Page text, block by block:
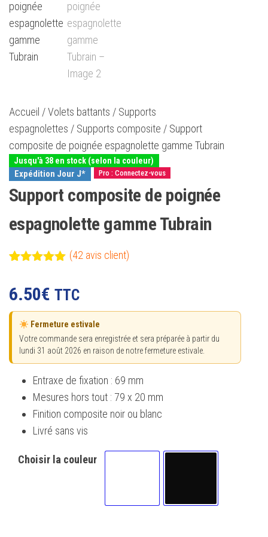
Accueil /Volets battants / Supports
espagnolettes / Supports composite / Support
composite de poignée espagnolette gamme Tubrain
Jusqu'à 38 en stock (selon la couleur)
Expédition Jour J* Pro : Connectez-vous
Support composite de poignée
espagnolette gamme Tubrain
basé sur
notations
client
(42 avis client)
6.50€ TTC
Fermeture estivale
Votre commande sera enregistrée et sera préparée à partir du
lundi 31 août 2026 en raison de notre fermeture estivale.
Entraxe de fixation : 69 mm
Mesures hors tout : 79 x 20 mm
Finition composite noir ou blanc
Livré sans vis
Choisir la couleur